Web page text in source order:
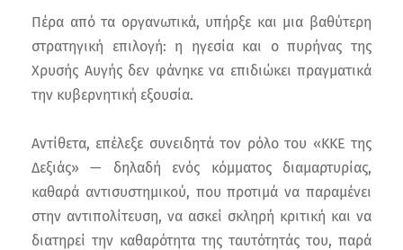
Πέρα από τα οργανωτικά, υπήρξε και μια βαθύτερη
στρατηγική επιλογή: η ηγεσία και ο πυρήνας της
Χρυσής Αυγής δεν φάνηκε να επιδιώκει πραγματικά
την κυβερνητική εξουσία.
Αντίθετα, επέλεξε συνειδητά τον ρόλο του «ΚΚΕ της
Δεξιάς» — δηλαδή ενός κόμματος διαμαρτυρίας,
καθαρά αντισυστημικού, που προτιμά να παραμένει
στην αντιπολίτευση, να ασκεί σκληρή κριτική και να
διατηρεί την καθαρότητα της ταυτότητάς του, παρά